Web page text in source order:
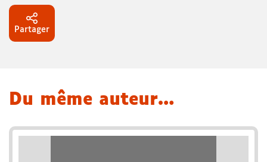
Partager
Du même auteur…